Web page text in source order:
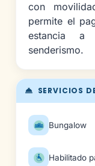
SERVICIOS
Bungalow
Habilitado
con
permite el
estancia a
senderismo.